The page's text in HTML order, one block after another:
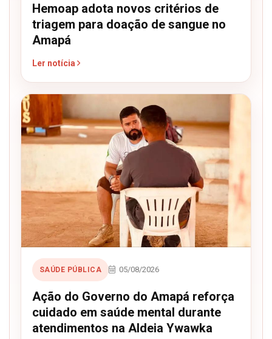
Hemoap adota novos critérios de
triagem para doação de sangue no
Amapá
Ler notícia
SAÚDE PÚBLICA 05/08/2026
Ação do Governo do Amapá reforça
cuidado em saúde mental durante
atendimentos na Aldeia Ywawka